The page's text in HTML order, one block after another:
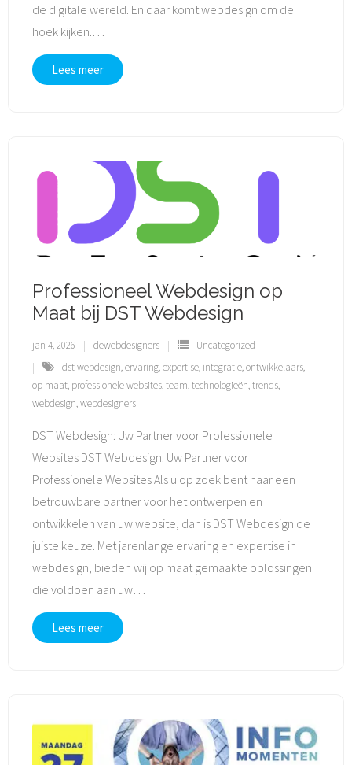
de digitale wereld. En daar komt webdesign om de
hoek kijken.
Lees meer
Professioneel Webdesign op
Maat bij DST Webdesign
jan 4, 2026 dewebdesigners
Uncategorized
dst webdesign,ervaring,expertise, integratie,ontwikkelaars,
op maat, professionele websites,team,technologieën,trends,
webdesign,webdesigners
DST Webdesign: Uw Partner voor Professionele
Websites DST Webdesign: Uw Partner voor
Professionele Websites Als u op zoek bent naar een
betrouwbare partner voor het ontwerpen en
ontwikkelen van uw website, dan is DST Webdesign de
juiste keuze. Met jarenlange ervaring en expertise in
webdesign, bieden wij op maat gemaakte oplossingen
die voldoen aan uw
Lees meer